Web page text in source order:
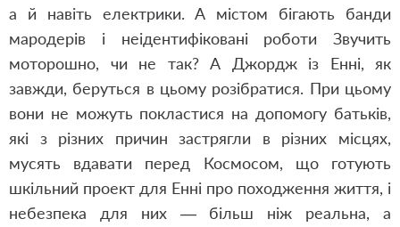
а й навіть електрики. А містом бігають банди
мародерів і неідентифіковані роботи Звучить
моторошно, чи не так? А Джордж із Енні, як
завжди, беруться в цьому розібратися. При цьому
вони не можуть покластися на допомогу батьків,
які з різних причин застрягли в різних місцях,
мусять вдавати перед Космосом, що готують
шкільний проект для Енні про походження життя, і
небезпека для них — більш ніж реальна, а